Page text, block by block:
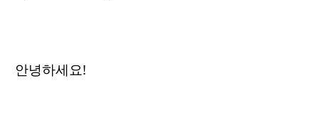
안녕하세요!